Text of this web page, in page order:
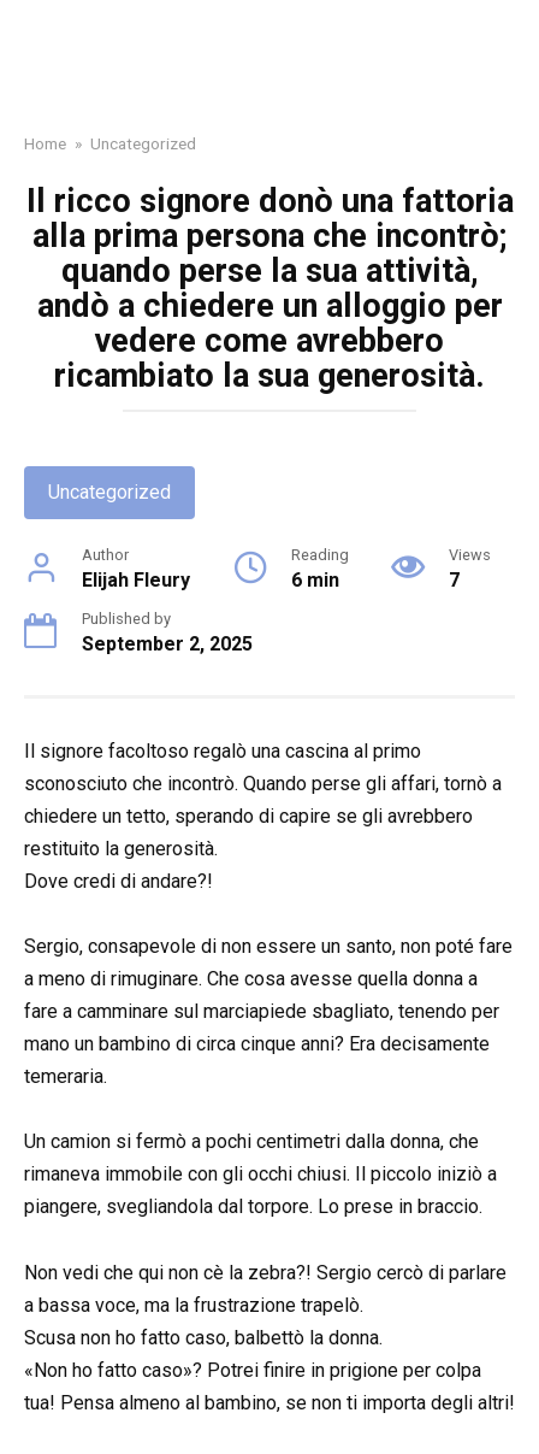
Home » Uncategorized
Il ricco signore donò una fattoria
alla prima persona che incontrò;
quando perse la sua attività,
andò a chiedere un alloggio per
vedere come avrebbero
ricambiato la sua generosità.
Uncategorized
Author
Elijah Fleury
Reading
6 min
Views
7
Published by
September 2, 2025
Il signore facoltoso regalò una cascina al primo
sconosciuto che incontrò. Quando perse gli affari, tornò a
chiedere un tetto, sperando di capire se gli avrebbero
restituito la generosità.
Dove credi di andare?!
Sergio, consapevole di non essere un santo, non poté fare
a meno di rimuginare. Che cosa avesse quella donna a
fare a camminare sul marciapiede sbagliato, tenendo per
mano un bambino di circa cinque anni? Era decisamente
temeraria.
Un camion si fermò a pochi centimetri dalla donna, che
rimaneva immobile con gli occhi chiusi. Il piccolo iniziò a
piangere, svegliandola dal torpore. Lo prese in braccio.
Non vedi che qui non cè la zebra?! Sergio cercò di parlare
a bassa voce, ma la frustrazione trapelò.
Scusa non ho fatto caso, balbettò la donna.
«Non ho fatto caso»? Potrei finire in prigione per colpa
tua! Pensa almeno al bambino, se non ti importa degli altri!